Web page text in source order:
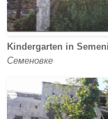
Kindergarten in
Семеновке